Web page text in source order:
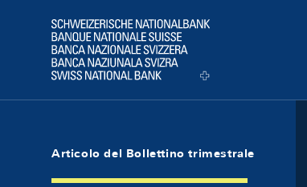
Logo
Articolo del Bollettino trimestrale